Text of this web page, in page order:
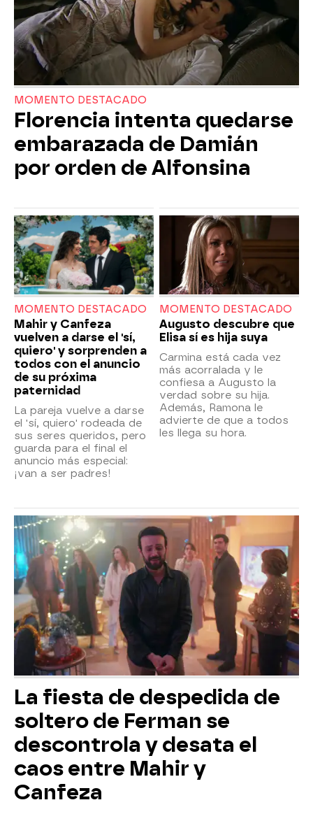
MOMENTO DESTACADO
Florencia intenta quedarse
embarazada de Damián
por orden de Alfonsina
MOMENTO DESTACADO
Mahir y Canfeza
vuelven a darse el 'sí,
quiero' y sorprenden a
todos con el anuncio
de su próxima
paternidad
La pareja vuelve a darse
el 'sí, quiero' rodeada de
sus seres queridos, pero
guarda para el final el
anuncio más especial:
¡van a ser padres!
MOMENTO DESTACADO
Augusto descubre que
Elisa sí es hija suya
Carmina está cada vez
más acorralada y le
confiesa a Augusto la
verdad sobre su hija.
Además, Ramona le
advierte de que a todos
les llega su hora.
La fiesta de despedida de
soltero de Ferman se
descontrola y desata el
caos entre Mahir y
Canfeza